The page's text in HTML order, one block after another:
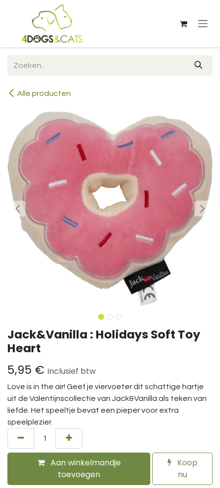
Overslaan naar inhoud
Alle producten
Jack&Vanilla : Holidays Soft Toy
Heart
5,95 € Inclusief btw
Love is in the air! Geef je viervoeter dit schattige hartje
uit de Valentijnscollectie van Jack&Vanilla als teken van
liefde. Het speeltje bevat een pieper voor extra
speelplezier.
Aan winkelmandje
toevoegen
Koop
nu